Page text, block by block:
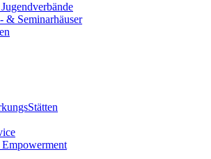
& Seminarhäuser